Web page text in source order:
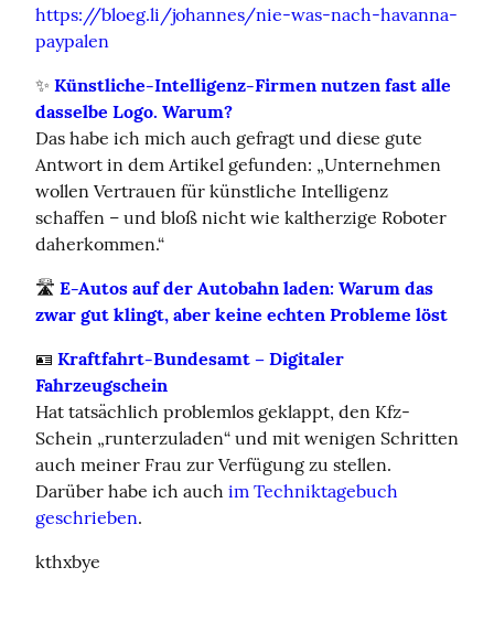
https://bloeg.li/johannes/nie-was-nach-havanna-
paypalen
✨ Künstliche-Intelligenz-Firmen nutzen fast alle
dasselbe Logo. Warum?
Das habe ich mich auch gefragt und diese gute
Antwort in dem Artikel gefunden: „Unternehmen
wollen Vertrauen für künstliche Intelligenz
schaffen – und bloß nicht wie kaltherzige Roboter
daherkommen.“
🛣️ E-Autos auf der Autobahn laden: Warum das
zwar gut klingt, aber keine echten Probleme löst
🪪 Kraftfahrt-Bundesamt – Digitaler
Fahrzeugschein
Hat tatsächlich problemlos geklappt, den Kfz-
Schein „runterzuladen“ und mit wenigen Schritten
auch meiner Frau zur Verfügung zu stellen.
Darüber habe ich auch im Techniktagebuch
geschrieben.
kthxbye